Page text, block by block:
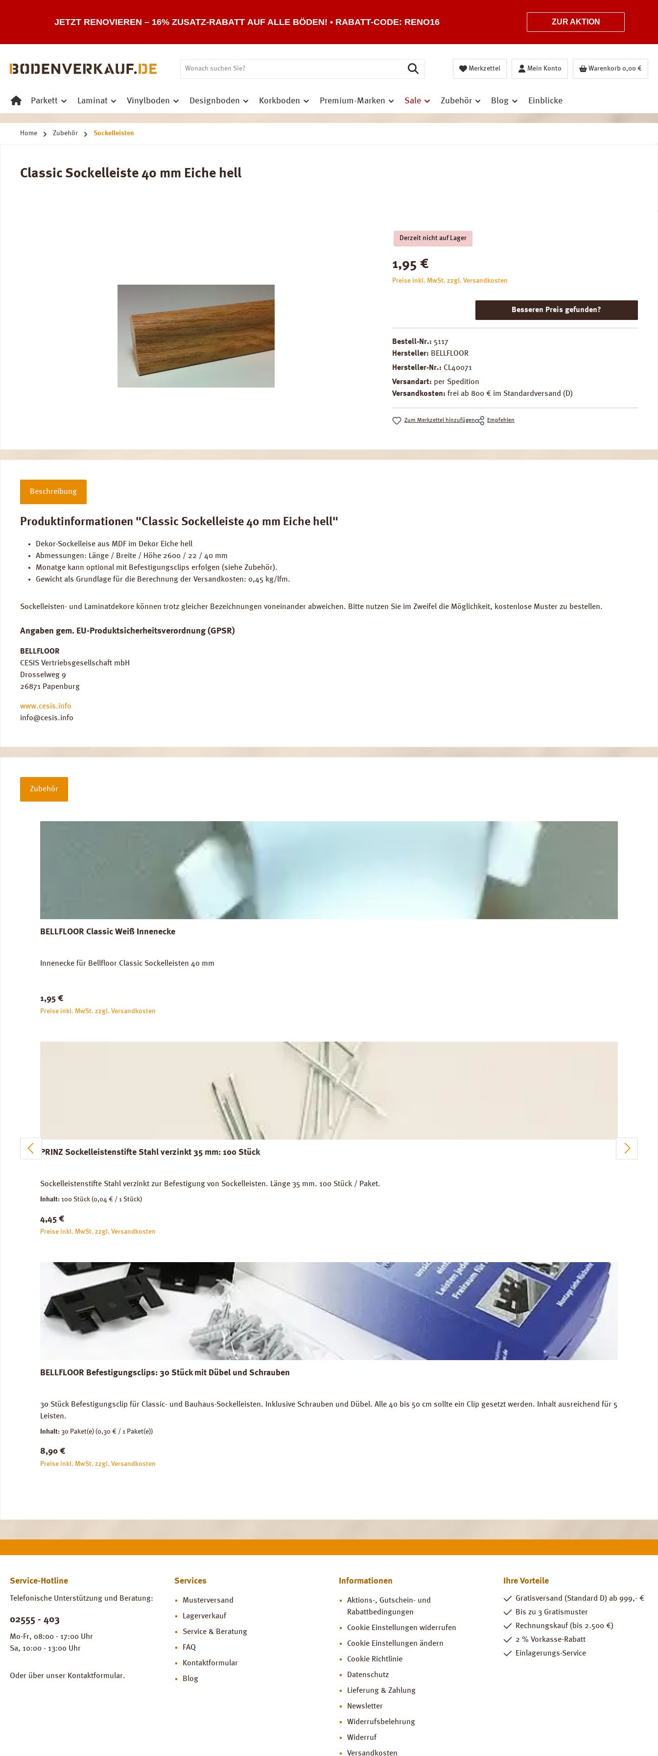
JETZT RENOVIEREN – 16% ZUSATZ-RABATT AUF ALLE BÖDEN! • RABATT-CODE: RENO16 ZUR AKTION
Merkzettel Mein Konto Warenkorb 0,00 €
Parkett Laminat Vinylboden Designboden Korkboden Premium-Marken Sale Zubehör Blog Einblicke
Home Zubehör Sockelleisten
Classic Sockelleiste 40 mm Eiche hell
Derzeit nicht auf Lager
Regulärer Preis:
1,95 €
Preise inkl. MwSt. zzgl. Versandkosten
Besseren Preis gefunden?
Bestell-Nr.: 5117
Hersteller: BELLFLOOR
Hersteller-Nr.: CL40071
Versandart: per Spedition
Versandkosten: frei ab 800 € im Standardversand (D)
Zum Merkzettel hinzufügen Empfehlen
Beschreibung
Produktinformationen "Classic Sockelleiste 40 mm Eiche hell"
Dekor-Sockelleise aus MDF im Dekor Eiche hell
Abmessungen: Länge / Breite / Höhe 2600 / 22 / 40 mm
Monatge kann optional mit Befestigungsclips erfolgen (siehe Zubehör).
Gewicht als Grundlage für die Berechnung der Versandkosten: 0,45 kg/lfm.
Sockelleisten- und Laminatdekore können trotz gleicher Bezeichnungen voneinander abweichen. Bitte nutzen Sie im Zweifel die Möglichkeit, kostenlose Muster zu bestellen.
Angaben gem. EU-Produktsicherheitsverordnung (GPSR)
BELLFLOOR
CESIS Vertriebsgesellschaft mbH
Drosselweg 9
26871 Papenburg
www.cesis.info
info@cesis.info
Zubehör
BELLFLOOR Classic Weiß Innenecke
Innenecke für Bellfloor Classic Sockelleisten 40 mm
Regulärer Preis:
1,95 €
Preise inkl. MwSt. zzgl. Versandkosten
PRINZ Sockelleistenstifte Stahl verzinkt 35 mm: 100 Stück
Sockelleistenstifte Stahl verzinkt zur Befestigung von Sockelleisten. Länge 35 mm. 100 Stück / Paket.
Inhalt: 100 Stück (0,04 € / 1 Stück)
Regulärer Preis:
4,45 €
Preise inkl. MwSt. zzgl. Versandkosten
BELLFLOOR Befestigungsclips: 30 Stück mit Dübel und Schrauben
30 Stück Befestigungsclip für Classic- und Bauhaus-Sockelleisten. Inklusive Schrauben und Dübel. Alle 40 bis 50 cm sollte ein Clip gesetzt werden. Inhalt ausreichend für 5
Leisten.
Inhalt: 30 Paket(e) (0,30 € / 1 Paket(e))
Regulärer Preis:
8,90 €
Preise inkl. MwSt. zzgl. Versandkosten
Service-Hotline
Telefonische Unterstützung und Beratung:
02555 - 403
Mo-Fr, 08:00 - 17:00 Uhr
Sa, 10:00 - 13:00 Uhr
Oder über unser Kontaktformular.
Services
Musterversand
Lagerverkauf
Service & Beratung
FAQ
Kontaktformular
Blog
Informationen
Aktions-, Gutschein- und
Rabattbedingungen
Cookie Einstellungen widerrufen
Cookie Einstellungen ändern
Cookie Richtlinie
Datenschutz
Lieferung & Zahlung
Newsletter
Widerrufsbelehrung
Widerruf
Versandkosten
Ihre Vorteile
Gratisversand (Standard D) ab 999,- €
Bis zu 3 Gratismuster
Rechnungskauf (bis 2.500 €)
2 % Vorkasse-Rabatt
Einlagerungs-Service